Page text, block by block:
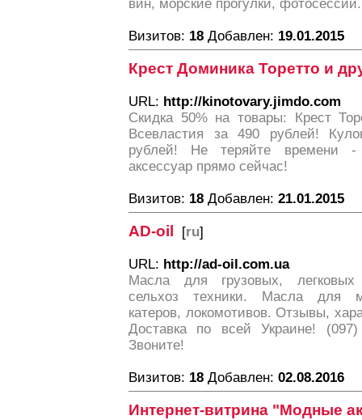
вин, морские прогулки, фотосессии.
Визитов: 18 Добавлен: 19.01.2015
Крест Доминика Торетто и
URL: http://kinotovary.jimdo.com
Скидка 50% на товары: Крест
Всевластия за 490 рублей!
рублей! Не теряйте времени -
аксессуар прямо сейчас!
Визитов: 18 Добавлен: 21.01.2015
AD-oil [ru]
URL: http://ad-oil.com.ua
Масла для грузовых, легковых
сельхоз техники. Масла для
катеров, локомотивов. Отзывы,
Доставка по всей Украине!
Звоните!
Визитов: 18 Добавлен: 02.08.2016
Интернет-витрина "Модные